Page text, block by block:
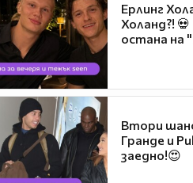
Ерлинг
Холанд?!
остана на
Втори
Гранде и
заедно!😍